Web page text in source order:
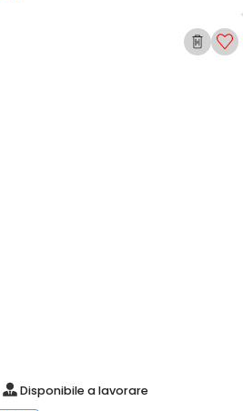
Disponibile a lavorare